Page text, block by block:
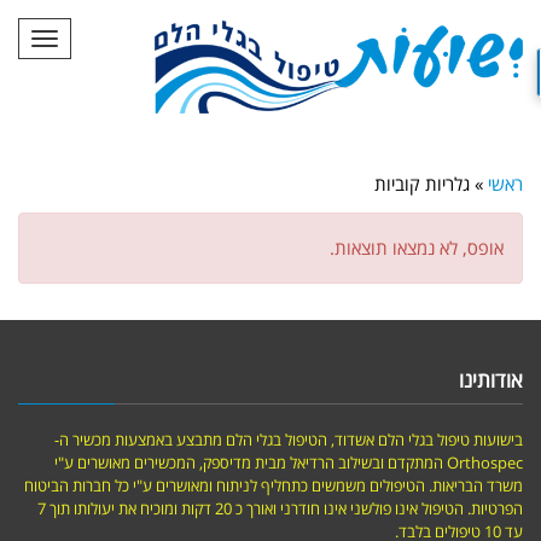
תפריט
ראשי » גלריות קוביות
אופס, לא נמצאו תוצאות.
אודותינו
בישועות טיפול בגלי הלם אשדוד, הטיפול בגלי הלם מתבצע באמצעות מכשיר ה-
Orthospec המתקדם ובשילוב הרדיאל מבית מדיספק, המכשירים מאושרים ע"י
משרד הבריאות. הטיפולים משמשים כתחליף לניתוח ומאושרים ע"י כל חברות הביטוח
הפרטיות. הטיפול אינו פולשני אינו חודרני ואורך כ 20 דקות ומוכיח את יעולותו תוך 7
עד 10 טיפולים בלבד.